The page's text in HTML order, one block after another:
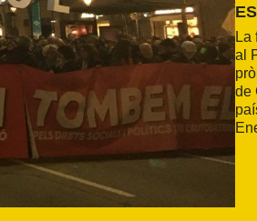
La
al
de